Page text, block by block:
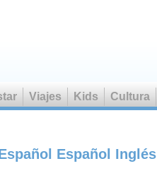
Viajes Kids Cultura
Español Inglés